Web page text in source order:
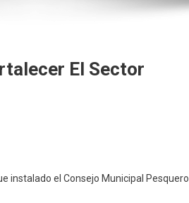
El Sector
instalado el Consejo Municipal Pesquero